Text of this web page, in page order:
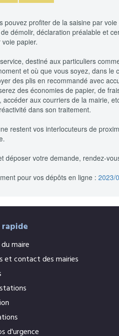
pouvez profiter de la saisine par
démolir, déclaration préalable et
papier.
destiné aux particuliers
et où que vous soyez, dans le
des plis en recommandé avec
des économies de papier, de
aux courriers de la mairie,
dans son traitement.
restent vos interlocuteurs de
déposer votre demande, rendez-
pour vos dépôts en ligne : 2023/
maire
et contact des mairies
d'urgence